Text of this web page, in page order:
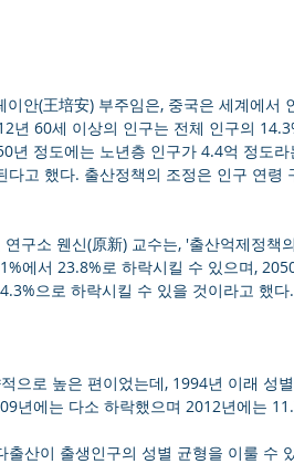
안(王培安) 부주임은, 중국은 세계에서
년 60세 이상의 인구는 전체 인구의
년 정도에는 노년층 인구가 4.4억 정도
고 했다. 출산정책의 조정은 인구 연령
구소 웬신(原新) 교수는, '출산억제정책
에서 23.8%로 하락시킬 수 있으며,
으로 하락시킬 수 있을 것이라고 했다.
으로 높은 편이었는데, 1994년 이래 성
년에는 다소 하락했으며 2012년에는
출산이 출생인구의 성별 균형을 이룰 수